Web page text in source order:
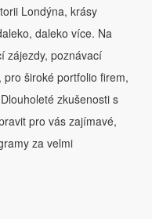
Londýna, krásy
daleko více. Na
zájezdy, poznávací
široké portfolio firem,
zkušenosti s
pro vás zajímavé,
za velmi